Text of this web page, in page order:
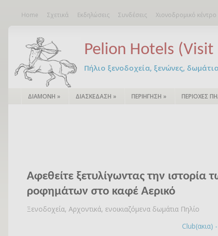
Home Σχετικά Εκδηλώσεις Συνδέσεις Χιονοδρομικό
Pelion Hotels (Visit
Πήλιο ξενοδοχεία, ξενώνες,
ΔΙΑΜΟΝΗ » ΔΙΑΣΚΕΔΑΣΗ » ΠΕΡΙΗΓΗΣΗ » ΠΕΡΙΟΧΕΣ
Αφεθείτε ξετυλίγωντας την ιστορία
ροφημάτων στο καφέ Αερικό
Ξενοδοχεία, Αρχοντικά, ενοικιαζόμενα δωμάτια Πηλίο
Club(ακια)